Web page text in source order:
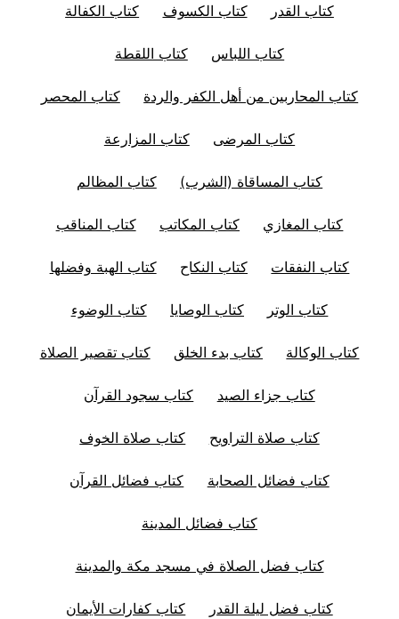
كتاب القدر كتاب الكسوف كتاب الكفالة
كتاب اللباس كتاب اللقطة
كتاب المحاربين من أهل الكفر والردة كتاب المحصر
كتاب المرضى كتاب المزارعة
كتاب المساقاة (الشرب) كتاب المظالم
كتاب المغازي كتاب المكاتب كتاب المناقب
كتاب النفقات كتاب النكاح كتاب الهبة وفضلها
كتاب الوتر كتاب الوصايا كتاب الوضوء
كتاب الوكالة كتاب بدء الخلق كتاب تقصير الصلاة
كتاب جزاء الصيد كتاب سجود القرآن
كتاب صلاة التراويح كتاب صلاة الخوف
كتاب فضائل الصحابة كتاب فضائل القرآن
كتاب فضائل المدينة
كتاب فضل الصلاة في مسجد مكة والمدينة
كتاب فضل ليلة القدر كتاب كفارات الأيمان